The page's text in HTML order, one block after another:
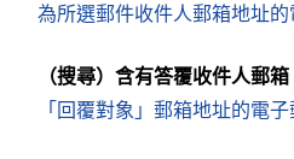
為所選郵件收件人郵箱地址的
（搜尋）含有答覆收件人郵箱
「回覆對象」郵箱地址的電子